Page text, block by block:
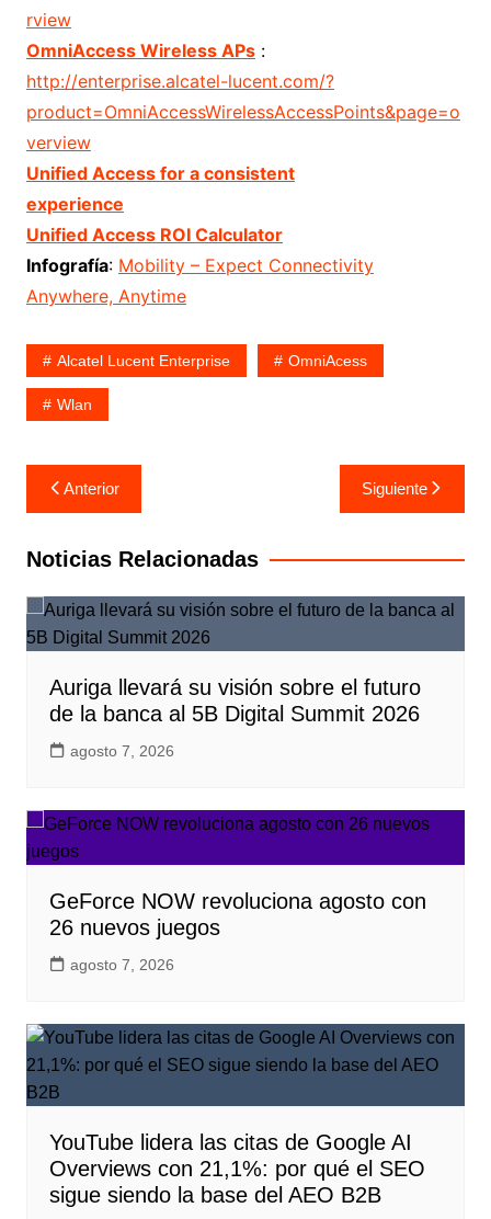
rview
OmniAccess Wireless APs:
http://enterprise.alcatel-lucent.com/?
product=OmniAccessWirelessAccessPoints&page=o
verview
Unified Access for a consistent
experience
Unified Access ROI Calculator
Infografía: Mobility – Expect Connectivity
Anywhere, Anytime
Alcatel Lucent Enterprise OmniAcess
Wlan
Navegación
de
entradas
Anterior Siguiente
Noticias Relacionadas
Auriga llevará su visión sobre el futuro
de la banca al 5B Digital Summit 2026
agosto 7, 2026
GeForce NOW revoluciona agosto con
26 nuevos juegos
agosto 7, 2026
YouTube lidera las citas de Google AI
Overviews con 21,1%: por qué el SEO
sigue siendo la base del AEO B2B